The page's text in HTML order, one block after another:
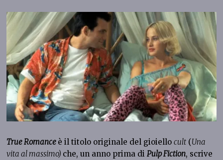
True Romance è il titolo originale del gioiellocult (Una
vita al massimo) che, un anno prima diPulp Fiction, scrive